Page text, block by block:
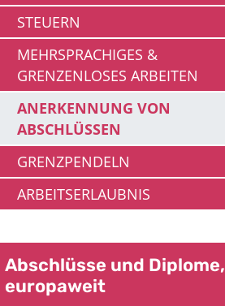
STEUERN
MEHRSPRACHIGES &
GRENZENLOSES ARBEITEN
ANERKENNUNG VON
ABSCHLÜSSEN
GRENZPENDELN
ARBEITSERLAUBNIS
Abschlüsse und Diplome,
europaweit